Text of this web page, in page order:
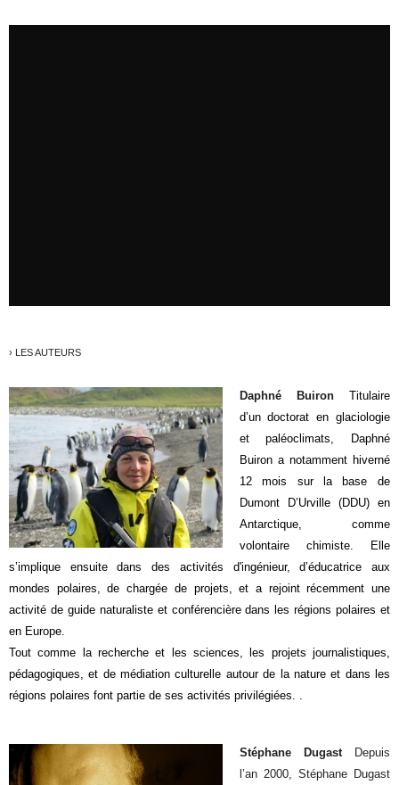
› LES AUTEURS
Daphné Buiron
Titulaire
d’un doctorat en glaciologie
et paléoclimats, Daphné
Buiron a notamment hiverné
12 mois sur la base de
Dumont D’Urville (DDU) en
Antarctique, comme
volontaire chimiste. Elle
s’implique ensuite dans des activités d'ingénieur, d’éducatrice aux
mondes polaires, de chargée de projets, et a rejoint récemment une
activité de guide naturaliste et conférencière dans les régions polaires et
en Europe.
Tout comme la recherche et les sciences, les projets journalistiques,
pédagogiques, et de médiation culturelle autour de la nature et dans les
régions polaires font partie de ses activités privilégiées. .
Stéphane Dugast
Depuis
l’an 2000, Stéphane Dugast